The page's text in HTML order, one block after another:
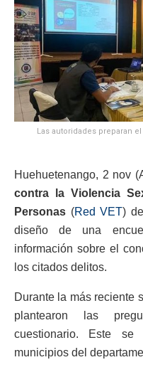
Las autoridades preparan
Huehuetenango, 2 nov
contra la Violencia
Personas (Red VET)
diseño de una
información sobre el
los citados delitos.
Durante la más reciente
plantearon las
cuestionario. Este
municipios del